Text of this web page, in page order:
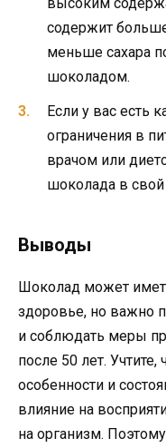
содержит
меньше сахара
шоколадом.
Если у вас есть
ограничения в
врачом или
шоколада в свой
Выводы
Шоколад может
здоровье, но важно
и соблюдать меры
после 50 лет.
особенности и
влияние на
на организм.